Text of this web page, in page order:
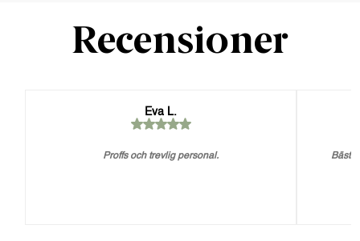
Recensioner
Eva L.
Proffs och trevlig personal. Bästa